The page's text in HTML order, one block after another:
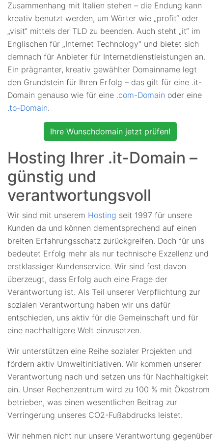
Zusammenhang mit Italien stehen – die Endung kann
kreativ benutzt werden, um Wörter wie „profit“ oder
„visit“ mittels der TLD zu beenden. Auch steht „it“ im
Englischen für „Internet Technology“ und bietet sich
demnach für Anbieter für Internetdienstleistungen an.
Ein prägnanter, kreativ gewählter Domainname legt
den Grundstein für Ihren Erfolg – das gilt für eine .it-
Domain genauso wie für eine .com-Domain oder eine
.to-Domain.
Ihre Wunschdomain jetzt prüfen!
Hosting Ihrer .it-Domain –
günstig und
verantwortungsvoll
Wir sind mit unserem Hosting seit 1997 für unsere
Kunden da und können dementsprechend auf einen
breiten Erfahrungsschatz zurückgreifen. Doch für uns
bedeutet Erfolg mehr als nur technische Exzellenz und
erstklassiger Kundenservice. Wir sind fest davon
überzeugt, dass Erfolg auch eine Frage der
Verantwortung ist. Als Teil unserer Verpflichtung zur
sozialen Verantwortung haben wir uns dafür
entschieden, uns aktiv für die Gemeinschaft und für
eine nachhaltigere Welt einzusetzen.
Wir unterstützen eine Reihe sozialer Projekten und
fördern aktiv Umweltinitiativen. Wir kommen unserer
Verantwortung nach und setzen uns für Nachhaltigkeit
ein. Unser Rechenzentrum wird zu 100 % mit Ökostrom
betrieben, was einen wesentlichen Beitrag zur
Verringerung unseres CO2-Fußabdrucks leistet.
Wir nehmen nicht nur unsere Verantwortung gegenüber